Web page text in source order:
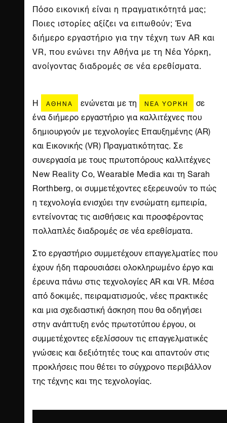
Πόσο εικονική είναι η πραγματικότητά μας;
Ποιες ιστορίες αξίζει να ειπωθούν; Ένα
διήμερο εργαστήριο για την τέχνη των AR και
VR, που ενώνει την Αθήνα με τη Νέα Υόρκη,
ανοίγοντας διαδρομές σε νέα ερεθίσματα.
Η ΑΘΉΝΑ ενώνεται με τη ΝΈΑ ΥΌΡΚΗ
σε
ένα διήμερο εργαστήριο για καλλιτέχνες που
δημιουργούν με τεχνολογίες Επαυξημένης (AR)
και Εικονικής (VR) Πραγματικότητας. Σε
συνεργασία με τους πρωτοπόρους καλλιτέχνες
New Reality Co, Wearable Media και τη Sarah
Rorthberg, οι συμμετέχοντες εξερευνούν το πώς
η τεχνολογία ενισχύει την ενσώματη εμπειρία,
εντείνοντας τις αισθήσεις και προσφέροντας
πολλαπλές διαδρομές σε νέα ερεθίσματα.
Στο εργαστήριο συμμετέχουν επαγγελματίες που
έχουν ήδη παρουσιάσει ολοκληρωμένο έργο και
έρευνα πάνω στις τεχνολογίες AR και VR. Μέσα
από δοκιμές, πειραματισμούς, νέες πρακτικές
και μια σχεδιαστική άσκηση που θα οδηγήσει
στην ανάπτυξη ενός πρωτοτύπου έργου, οι
συμμετέχοντες εξελίσσουν τις επαγγελματικές
γνώσεις και δεξιότητές τους και απαντούν στις
προκλήσεις που θέτει το σύγχρονο περιβάλλον
της τέχνης και της τεχνολογίας.